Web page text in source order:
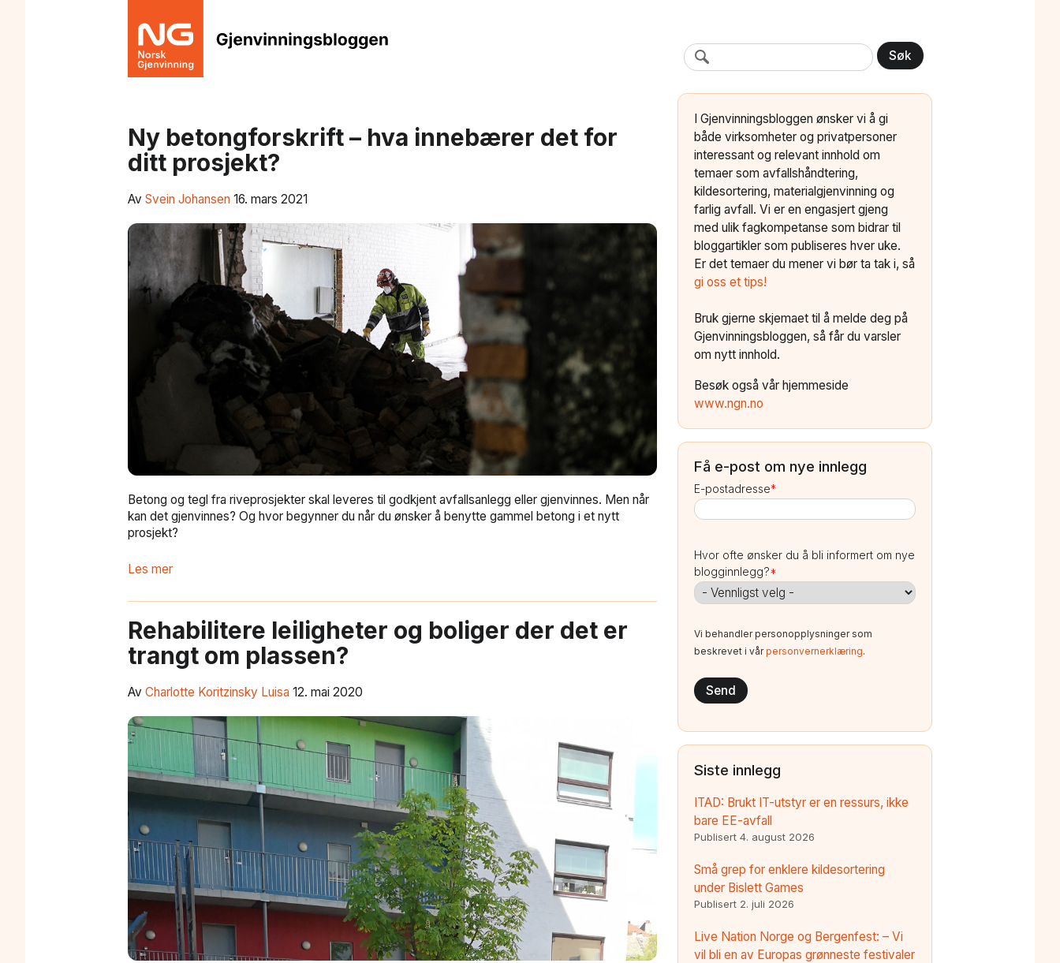
Søk
Ny betongforskrift – hva innebærer det for
ditt prosjekt?
Av Svein Johansen 16. mars 2021
Betong og tegl fra riveprosjekter skal leveres til godkjent avfallsanlegg eller gjenvinnes. Men når
kan det gjenvinnes? Og hvor begynner du når du ønsker å benytte gammel betong i et nytt
prosjekt?
Les mer
Rehabilitere leiligheter og boliger der det er
trangt om plassen?
Av Charlotte Koritzinsky Luisa 12. mai 2020
I Gjenvinningsbloggen ønsker vi å gi
både virksomheter og privatpersoner
interessant og relevant innhold om
temaer som avfallshåndtering,
kildesortering, materialgjenvinning og
farlig avfall. Vi er en engasjert gjeng
med ulik fagkompetanse som bidrar til
bloggartikler som publiseres hver uke.
Er det temaer du mener vi bør ta tak i, så
gi oss et tips!
Bruk gjerne skjemaet til å melde deg på
Gjenvinningsbloggen, så får du varsler
om nytt innhold.
Besøk også vår hjemmeside
www.ngn.no
Få e-post om nye innlegg
E-postadresse*
Hvor ofte ønsker du å bli informert om nye
blogginnlegg?*
Vi behandler personopplysninger som
beskrevet i vårpersonvernerklæring.
Siste innlegg
ITAD: Brukt IT-utstyr er en ressurs, ikke
bare EE-avfall
Publisert 4. august 2026
Små grep for enklere kildesortering
under Bislett Games
Publisert 2. juli 2026
Live Nation Norge og Bergenfest: – Vi
vil bli en av Europas grønneste festivaler